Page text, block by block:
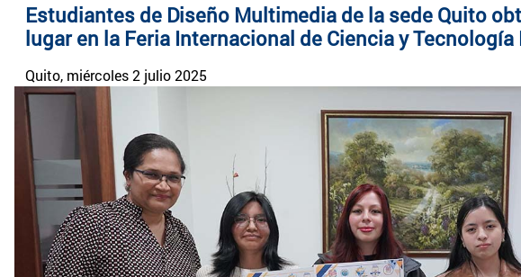
Estudiantes de Diseño Multimedia de la sede Quito
lugar en la Feria Internacional de Ciencia y Tecnología
Quito, miércoles 2 julio 2025